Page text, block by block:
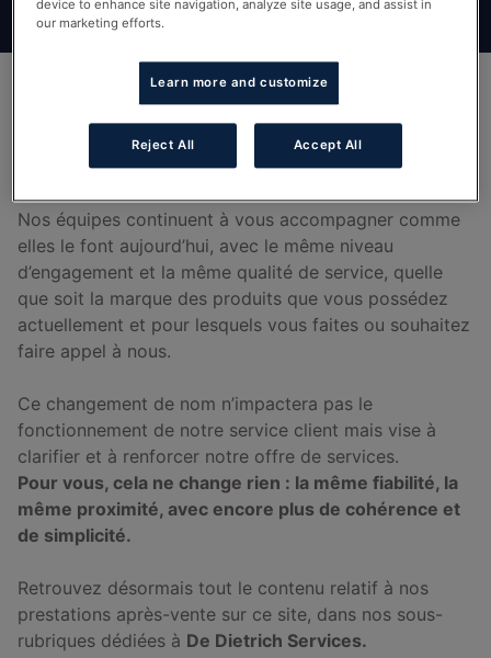
Pendant plus de 30 ans, SERV’élite a assuré le service
Oertli. La marque SERV’élite s’arrête désormais et
De Dietrich Services.
Nos équipes continuent à vous accompagner comme
elles le font aujourd’hui, avec le même niveau
d’engagement et la même qualité de service, quelle
que soit la marque des produits que vous possédez
actuellement et pour lesquels vous faites ou souhaitez
faire appel à nous.
Ce changement de nom n’impactera pas le
fonctionnement de notre service client mais vise à
clarifier et à renforcer notre offre de services.
Pour vous, cela ne change rien : la même fiabilité, la
même proximité, avec encore plus de cohérence et
de simplicité.
Retrouvez désormais tout le contenu relatif à nos
prestations après-vente sur ce site, dans nos sous-
rubriques dédiées à De Dietrich Services.
device to enhance site navigation, analyze site usage, and assist in
our marketing efforts.
Learn more and customize
Reject All Accept All